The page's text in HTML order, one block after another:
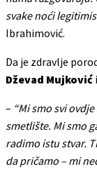
svake noći
Ibrahimović.
Da je zdravlje
Dževad Mujković
– “Mi smo svi
smetlište. Mi smo
radimo istu stvar.
da pričamo – mi